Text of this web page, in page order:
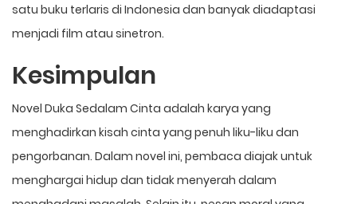
satu buku terlaris di Indonesia dan banyak diadaptasi
menjadi film atau sinetron.
Kesimpulan
Novel Duka Sedalam Cinta adalah karya yang
menghadirkan kisah cinta yang penuh liku-liku dan
pengorbanan. Dalam novel ini, pembaca diajak untuk
menghargai hidup dan tidak menyerah dalam